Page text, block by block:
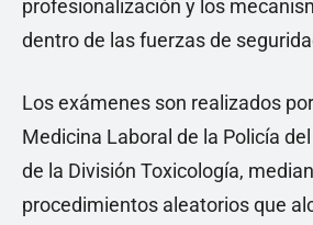
profesionalización y los
dentro de las fuerzas de
Los exámenes son realizados
Medicina Laboral de la Policía
de la División Toxicología,
procedimientos aleatorios que